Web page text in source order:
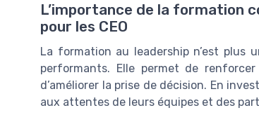
L’importance de la formation
pour les CEO
La formation au leadership n’est plus
performants. Elle permet de
d’améliorer la prise de décision. En
aux attentes de leurs équipes et des